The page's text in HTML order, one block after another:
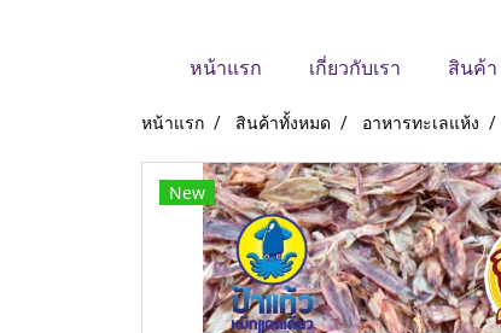
หน้าแรก เกี่ยวกับเรา สินค้า
หน้าแรก สินค้าทั้งหมด อาหารทะเลแห้ง
New